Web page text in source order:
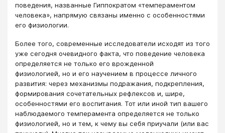
поведения, названные Гиппократом «темпераментом
человека», напрямую связаны именно с особенностями
его физиологии.
Более того, современные исследователи исходят из того
уже сегодня очевидного факта, что поведение человека
определяется не только его врожденной
физиологией, но и его научением в процессе личного
развития: через механизмы подражания, подкрепления,
формирования сочетательных рефлексов и, шире,
особенностями его воспитания. Тот или иной тип вашего
наблюдаемого темперамента определяется не только
физиологией, но и тем, к чему вы себя приучали (или вас